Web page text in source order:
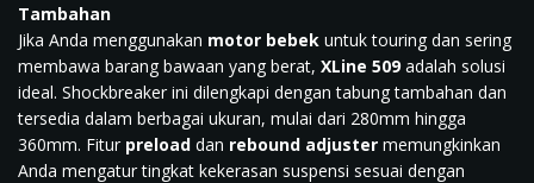
Tambahan
Jika Anda menggunakan motor bebek untuk touring dan sering
membawa barang bawaan yang berat, XLine 509adalah solusi
ideal. Shockbreaker ini dilengkapi dengan tabung tambahan dan
tersedia dalam berbagai ukuran, mulai dari 280mm hingga
360mm. Fitur preload dan rebound adjuster memungkinkan
Anda mengatur tingkat kekerasan suspensi sesuai dengan